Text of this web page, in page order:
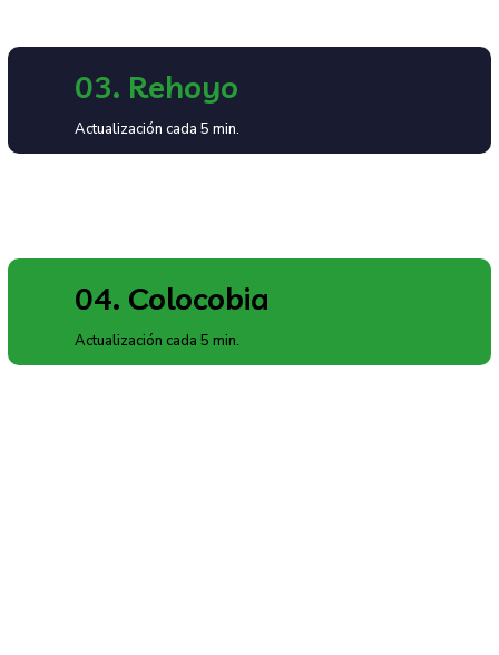
03. Rehoyo
Actualización cada 5 min.
04. Colocobia
Actualización cada 5 min.